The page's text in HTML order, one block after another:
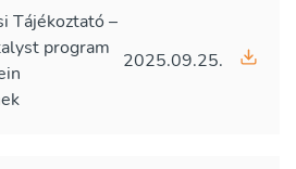
Tájékoztató –
program
2025.09.25.